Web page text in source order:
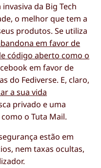
da Big Tech
o melhor que tem a
produtos. Se utiliza
em favor de
código aberto como o
em favor de
do Fediverse. E, claro,
a sua vida
privado e uma
o Tuta Mail.
estão em
nem taxas ocultas,